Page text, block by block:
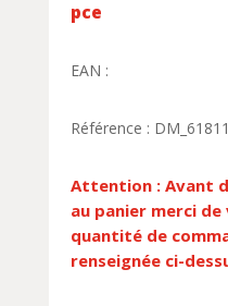
pce
EAN :
Référence :
Attention : Avant
au panier merci
quantité de
renseignée ci-